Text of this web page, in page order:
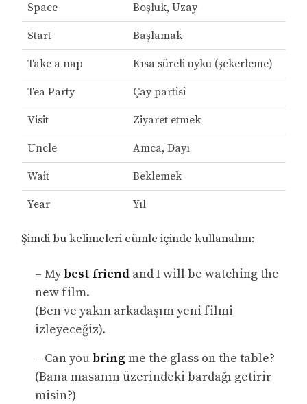
Space Boşluk, Uzay
Start Başlamak
Take a nap Kısa süreli uyku (şekerleme)
Tea Party Çay partisi
Visit Ziyaret etmek
Uncle Amca, Dayı
Wait Beklemek
Year Yıl
Şimdi bu kelimeleri cümle içinde kullanalım:
– Mybest friend and I will be watching the
new film.
(Ben ve yakın arkadaşım yeni filmi
izleyeceğiz).
– Can youbring me the glass on the table?
(Bana masanın üzerindeki bardağı getirir
misin?)